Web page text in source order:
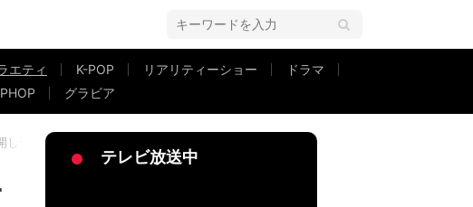
エティ K-POP リアリティーショー
ドラマ
グラビア
千鳥ら爆笑「時代ちょんまげの方!?」
テレビ放送中